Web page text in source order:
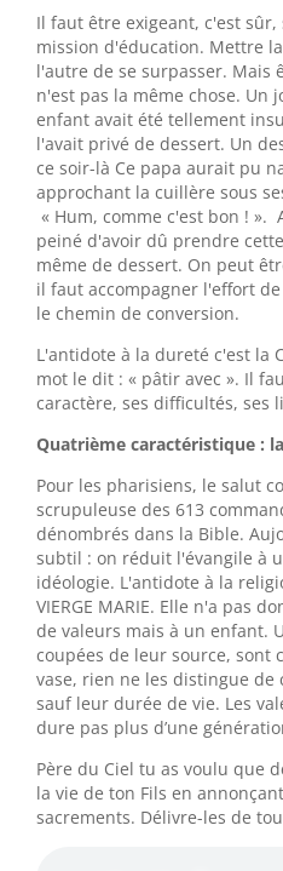
Il faut être exigeant, c'est
mission d'éducation. Mettre
l'autre de se surpasser. Mais
n'est pas la même chose. Un
enfant avait été tellement
l'avait privé de dessert. Un
ce soir-là Ce papa aurait pu
approchant la cuillère sous
« Hum, comme c'est bon ! ».
peiné d'avoir dû prendre
même de dessert. On peut
il faut accompagner l'effort
le chemin de conversion.
L'antidote à la dureté c'est la
mot le dit : « pâtir avec ». Il
caractère, ses difficultés, ses
Quatrième caractéristique :
Pour les pharisiens, le salut
scrupuleuse des 613
dénombrés dans la Bible.
subtil : on réduit l'évangile à
idéologie. L'antidote à la
VIERGE MARIE. Elle n'a pas
de valeurs mais à un enfant.
coupées de leur source, sont
vase, rien ne les distingue
sauf leur durée de vie. Les
dure pas plus d’une
Père du Ciel tu as voulu que
la vie de ton Fils en
sacrements. Délivre-les de